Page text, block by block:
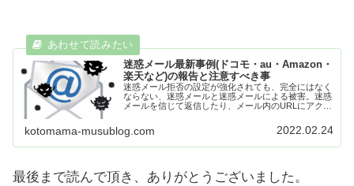
迷惑メール最新事例(ドコモ・au・Amazon・
楽天など)の報告と注意すべき事
迷惑メール拒否の設定が強化されても、完全にはなく
ならない、迷惑メールと迷惑メールによる被害。迷惑
メールを信じて返信したり、メール内のURLにアクセ
詐欺にあった⚫︎ネットショッピングで勝手に...
kotomama-musublog.com 2022.02.24
最後まで読んで頂き、ありがとうございました。